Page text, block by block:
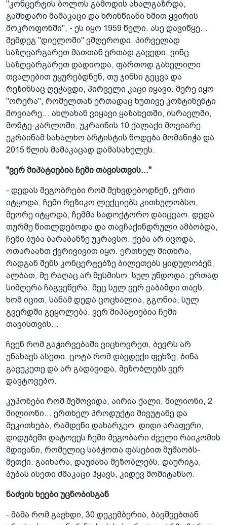
"კონცერტის ბოლოს გამოდის ახალგაზრდა,
გამხდარი მამაკაცი და ხრინწიანი ხმით ყვირის
მოკროფონში", - ეს იყო 1959 წელი. ასე დავიწყე...
შემდეგ "დიელოში" ვმღეროდი, პირველად
საზღვარგარეთ მათთან ერთად გავედი. ვინც
საზღვარგარეთ დადიოდა, ფართოდ გახელილი
თვალებით უყურებდნენ, თუ ჯინსი გეცვა და
რეზინსაც ღეჭავდი, პირველი კაცი იყავი. მერე იყო
"ორერა", რომელთან ერთადაც ხუთივე კონტინენტი
მოვიარე... ახლახან ვიყავი ყაზახეთში, ისრაელში,
მონტე-კარლოში, უკრაინის 10 ქალაქი მოვიარე.
უკრაინამ სახალხო არტისტის წოდება მომანიჭა და
2015 წლის მამაკაცად დამასახელეს.
"ვერ მიპატიებია ჩემი თავისთვის..."
- დედას მეგობრები რომ შეხვდებოდნენ, ერთი
იტყოდა, ჩემი რეზიკო ლექციებს კითხულობსო,
მეორე იტყოდა, ჩემმა სადოქტორო დაიცვაო. დედა
თურმე წითლდებოდა და თავჩაქინდრული ამბობდა,
ჩემი ბუბა ბარაბანზე უკრავსო. ქება არ იცოდა,
ოთარაანთ ქვრივივით იყო. ერთხელ მითხრა,
რადგან შენს კონცერტებზე ბილეთებს ყიდულობენ,
ალბათ, მე რაღაც არ მესმისო. სულ უნდოდა, ერთად
სიმღერა ჩაგვეწერა. მეც სულ ვერ ვაბამდი თავს.
ხომ იცით, სანამ დედა ცოცხალია, გგონია, სულ
გვერდში გეყოლება. ვერ მიპატიებია ჩემი
თავისთვის...
ჩვენ რომ გაჭირვებაში ვიცხოვრეთ, ბევრს არ
უნახავს ასეთი. ცოტა რომ დავდექი ფეხზე, ბინა
გავუკეთე და არ გადავიდა, მეზობლებს ვერ
დავტოვებო.
კუპონები რომ შემოვიდა, აირია ქალი, მილიონი, 2
მილიონი... ერთხელ პროდუქტი მივუტანე და
მეკითხება, რამდენი დახარჯეო. დიდი არაფერი,
დიდუბეში დატოვეს ჩემი მეგობარი ძველი რაიკომის
მდივანი, რომელიც საბჭოთა ფასებით მუშაობს-
მეთქი. გაიხარა, დაუძახა მეზობლებს, დაურიგა,
ბუბას ისეთი ძმაკაცი ჰყავს, კიდევ მომიტანსო.
ნაძვის ხეები უცნობისგან
- მამა რომ გავხდი, 30 დეკემბერია, ბავშვებთან